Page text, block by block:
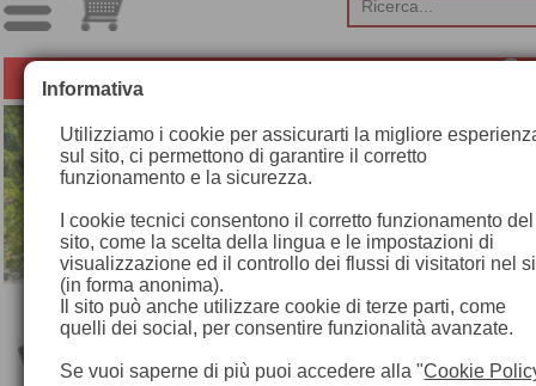
CREDITO D'IMPOSTA SULL'ACQUISTO DEI BENI STRUMENTALI
Informativa
Utilizziamo i cookie per assicurarti la migliore
sul sito, ci permettono di garantire il corretto
funzionamento e la sicurezza.
I cookie tecnici consentono il corretto funzionamento del
sito, come la scelta della lingua e le impostazioni di
visualizzazione ed il controllo dei flussi di visitatori nel
(in forma anonima).
Il sito può anche utilizzare cookie di terze parti, come
quelli dei social, per consentire funzionalità avanzate.
Se vuoi saperne di più puoi accedere alla "Cookie